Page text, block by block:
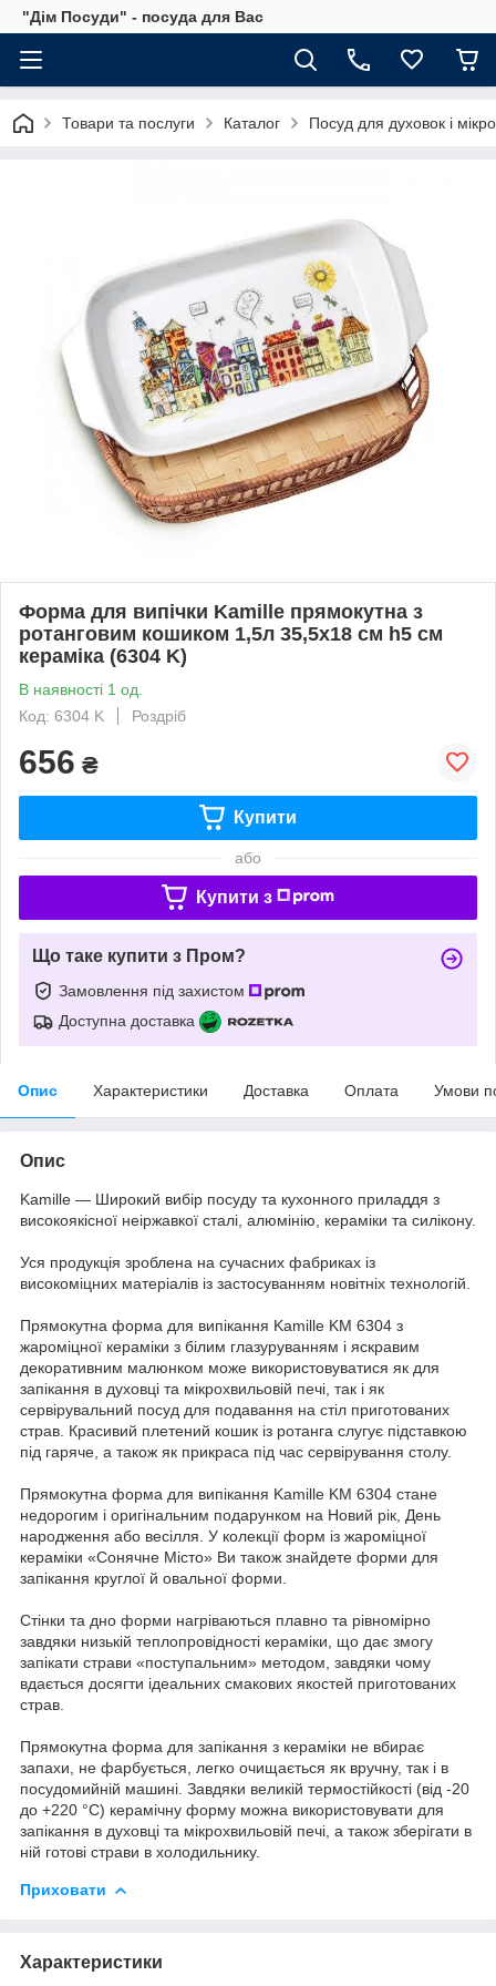
"Дім Посуди" - посуда для Вас
Товари та послуги Каталог Посуд для духовок і
Форма для випічки Kamille прямокутна з
ротанговим кошиком 1,5л 35,5х18 см h5 см
кераміка (6304 K)
В наявності 1 од.
Код: 6304 K
Роздріб
656 ₴
Купити
або
Купити з
Що таке купити з Пром?
Замовлення під захистом
Доступна доставка
Опис Характеристики Доставка Оплата Умови
Опис
Kamille — Широкий вибір посуду та кухонного приладдя з
високоякісної неіржавкої сталі, алюмінію, кераміки та силікону.
Уся продукція зроблена на сучасних фабриках із
високоміцних матеріалів із застосуванням новітніх технологій.
Прямокутна форма для випікання Kamille KM 6304 з
жароміцної кераміки з білим глазуруванням і яскравим
декоративним малюнком може використовуватися як для
запікання в духовці та мікрохвильовій печі, так і як
сервірувальний посуд для подавання на стіл приготованих
страв. Красивий плетений кошик із ротанга слугує підставкою
під гаряче, а також як прикраса під час сервірування столу.
Прямокутна форма для випікання Kamille KM 6304 стане
недорогим і оригінальним подарунком на Новий рік, День
народження або весілля. У колекції форм із жароміцної
кераміки «Сонячне Місто» Ви також знайдете форми для
запікання круглої й овальної форми.
Стінки та дно форми нагріваються плавно та рівномірно
завдяки низькій теплопровідності кераміки, що дає змогу
запікати страви «поступальним» методом, завдяки чому
вдається досягти ідеальних смакових якостей приготованих
страв.
Прямокутна форма для запікання з кераміки не вбирає
запахи, не фарбується, легко очищається як вручну, так і в
посудомийній машині. Завдяки великій термостійкості (від -20
до +220 °C) керамічну форму можна використовувати для
запікання в духовці та мікрохвильовій печі, а також зберігати в
ній готові страви в холодильнику.
Приховати
Характеристики